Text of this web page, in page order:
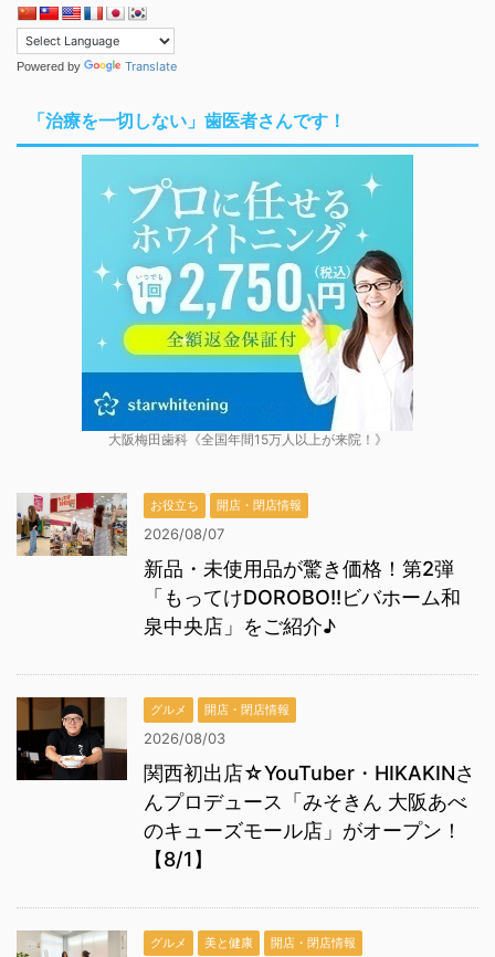
Powered by Translate
「治療を一切しない」歯医者さんです！
大阪梅田歯科《全国年間15万人以上が来院！》
お役立ち 開店・閉店情報
2026/08/07
新品・未使用品が驚き価格！第2弾
「もってけDOROBO!!ビバホーム和
泉中央店」をご紹介♪
グルメ 開店・閉店情報
2026/08/03
関西初出店☆YouTuber・HIKAKINさ
んプロデュース「みそきん 大阪あべ
のキューズモール店」がオープン！
【8/1】
グルメ 美と健康 開店・閉店情報